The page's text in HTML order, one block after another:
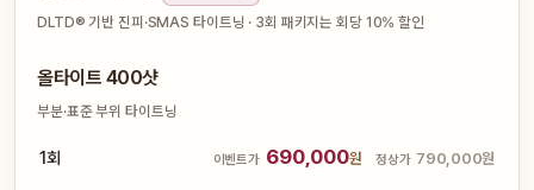
DLTD® 기반 진피·SMAS 타이트닝 · 3회 패키지는 회당 10% 할인
올타이트 400샷
부분·표준 부위 타이트닝
1회 이벤트가 690,000원 정상가 790,000원